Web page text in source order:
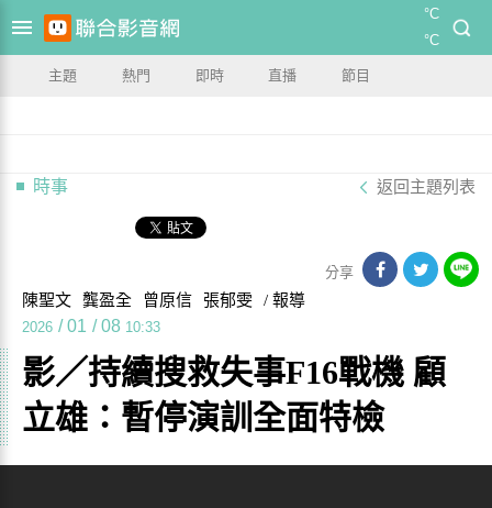
°C
°C
主題 熱門 即時 直播 節目
時事 返回主題列表
分享
陳聖文 龔盈全 曾原信 張郁雯 / 報導
2026 / 01 / 08 10:33
影／持續搜救失事F16戰機 顧
立雄：暫停演訓全面特檢